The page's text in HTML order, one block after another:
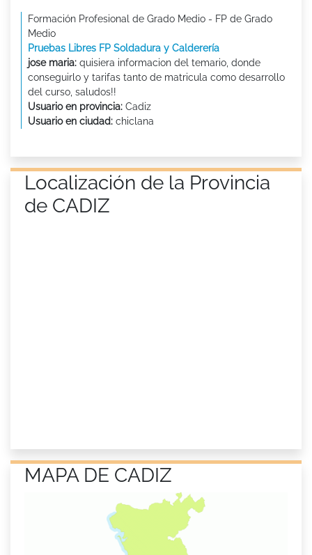
Formación Profesional de Grado Medio - FP de Grado
Medio
Pruebas Libres FP Soldadura y Calderería
jose maria: quisiera informacion del temario, donde
conseguirlo y tarifas tanto de matricula como desarrollo
del curso, saludos!!
Usuario en provincia: Cadiz
Usuario en ciudad: chiclana
Localización de la Provincia
de CADIZ
MAPA DE CADIZ